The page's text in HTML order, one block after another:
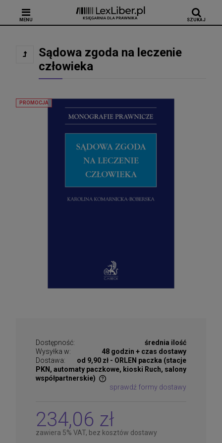
MENU SZUKAJ
Sądowa zgoda na leczenie
człowieka
PROMOCJA
Dostępność:
średnia ilość
Wysyłka w:
48 godzin + czas dostawy
Dostawa:
od 9,90 zł - ORLEN paczka (stacje
PKN, automaty paczkowe, kioski Ruch, salony
współpartnerskie)
Cena nie zawiera ewentualnych kosztów płatności
sprawdź formy dostawy
234,06 zł
zawiera 5% VAT, bez kosztów dostawy